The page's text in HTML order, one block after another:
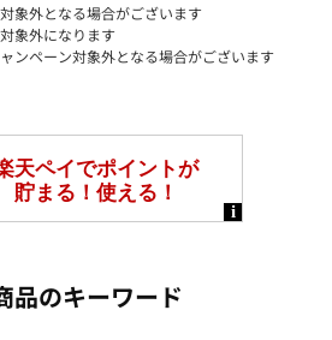
象外となる場合がございます
象外になります
ンペーン対象外となる場合がございます
品のキーワード